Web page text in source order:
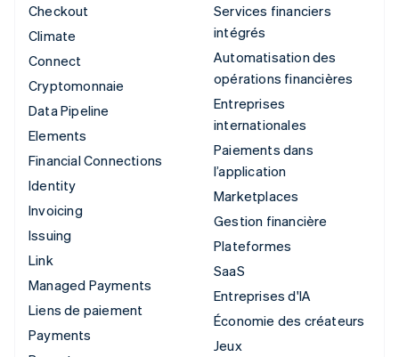
Checkout
Climate
Connect
Cryptomonnaie
Data Pipeline
Elements
Financial Connections
Identity
Invoicing
Issuing
Link
Managed Payments
Liens de paiement
Payments
Services financiers
intégrés
Automatisation des
opérations financières
Entreprises
internationales
Paiements dans
l’application
Marketplaces
Gestion financière
Plateformes
SaaS
Entreprises d'IA
Économie des créateurs
Jeux